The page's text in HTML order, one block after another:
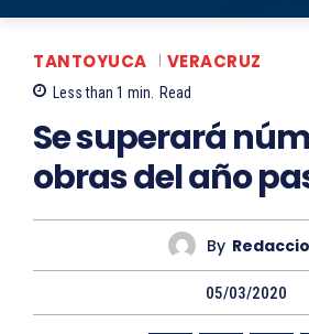
TANTOYUCA VERACRUZ
Less than 1 min. Read
Se superará
obras del año
By
05/03/2020